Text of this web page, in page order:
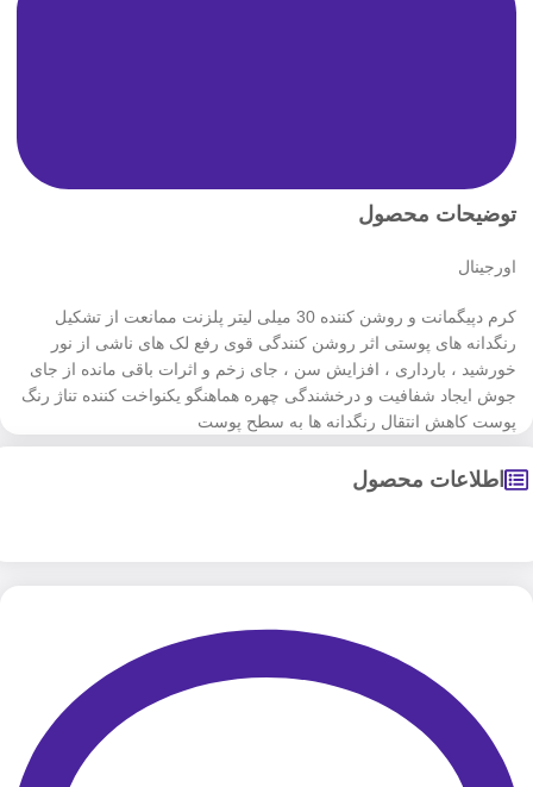
توضیحات محصول
اورجینال
كرم دپیگمانت و روشن كننده 30 میلی لیتر پلزنت ممانعت از تشکیل
رنگدانه های پوستی اثر روشن کنندگی قوی رفع لک های ناشی از نور
خورشید ، بارداری ، افزایش سن ، جای زخم و اثرات باقی مانده از جای
جوش ایجاد شفافیت و درخشندگی چهره هماهنگو یکنواخت کننده تناژ رنگ
پوست کاهش انتقال رنگدانه ها به سطح پوست
اطلاعات محصول